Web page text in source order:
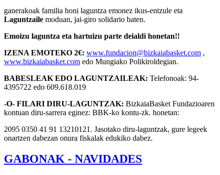
ganerakoak familia honi laguntza emonez ikus-entzule eta
Laguntzaile moduan, jai-giro solidario baten.
Emoizu laguntza eta hartuizu parte deialdi honetan!!
IZENA EMOTEKO 2€: www.fundacion@bizkaiabasket.com ,
www.bizkaiabasket.com edo Mungiako Polikiroldegian.
BABESLEAK EDO LAGUNTZAILEAK: Telefonoak: 94-
4395722 edo 609.618.019
-O- FILARI DIRU-LAGUNTZAK: BizkaiaBasket Fundazioaren
kontuan diru-sarrera eginez: BBK-ko kontu-zk. honetan:
2095 0350 41 91 13210121. Jasotako diru-laguntzak, gure legeek
onartzen dabezan onura fiskalak edukiko dabez.
GABONAK - NAVIDADES